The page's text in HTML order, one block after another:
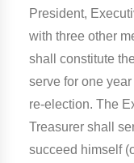
President,
with three other
shall constitute
serve for one
re-election. The
Treasurer shall
succeed himself